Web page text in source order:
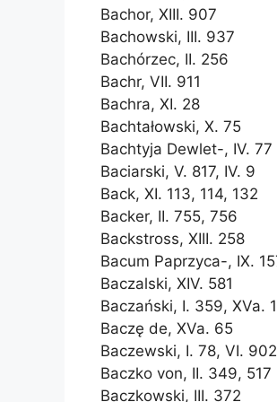
Bachor, XIII. 907
Bachowski, III. 937
Bachórzec, II. 256
Bachr, VII. 911
Bachra, XI. 28
Bachtałowski, X. 75
Bachtyja Dewlet-, IV. 77
Baciarski, V. 817, IV. 9
Back, XI. 113, 114, 132
Backer, II. 755, 756
Backstross, XIII. 258
Bacum Paprzyca-, IX.
Baczalski, XIV. 581
Baczański, I. 359, XVa.
Baczę de, XVa. 65
Baczewski, I. 78, VI.
Baczko von, II. 349, 517
Baczkowski, III. 372